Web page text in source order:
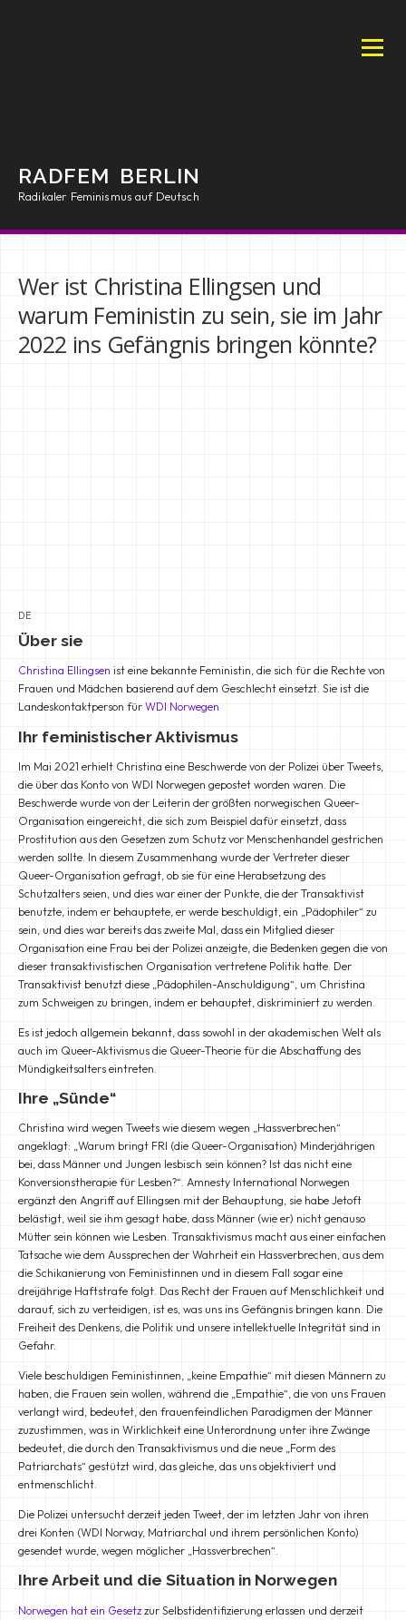
RADFEM BERLIN
Radikaler Feminismus auf Deutsch
Menü
AKTIONEN PRESS RFB/BOOKS
Wer ist Christina Ellingsen und
warum Feministin zu sein, sie im Jahr
2022 ins Gefängnis bringen könnte?
DE
Über sie
Christina Ellingsen ist eine bekannte Feministin, die sich für die Rechte von
Frauen und Mädchen basierend auf dem Geschlecht einsetzt. Sie ist die
Landeskontaktperson für WDI Norwegen
Ihr feministischer Aktivismus
Im Mai 2021 erhielt Christina eine Beschwerde von der Polizei über Tweets,
die über das Konto von WDI Norwegen gepostet worden waren. Die
Beschwerde wurde von der Leiterin der größten norwegischen Queer-
Organisation eingereicht, die sich zum Beispiel dafür einsetzt, dass
Prostitution aus den Gesetzen zum Schutz vor Menschenhandel gestrichen
werden sollte. In diesem Zusammenhang wurde der Vertreter dieser
Queer-Organisation gefragt, ob sie für eine Herabsetzung des
Schutzalters seien, und dies war einer der Punkte, die der Transaktivist
benutzte, indem er behauptete, er werde beschuldigt, ein „Pädophiler“ zu
sein, und dies war bereits das zweite Mal, dass ein Mitglied dieser
Organisation eine Frau bei der Polizei anzeigte, die Bedenken gegen die von
dieser transaktivistischen Organisation vertretene Politik hatte. Der
Transaktivist benutzt diese „Pädophilen-Anschuldigung“, um Christina
zum Schweigen zu bringen, indem er behauptet, diskriminiert zu werden.
Es ist jedoch allgemein bekannt, dass sowohl in der akademischen Welt als
auch im Queer-Aktivismus die Queer-Theorie für die Abschaffung des
Mündigkeitsalters eintreten.
Ihre „Sünde“
Christina wird wegen Tweets wie diesem wegen „Hassverbrechen“
angeklagt: „Warum bringt FRI (die Queer-Organisation) Minderjährigen
bei, dass Männer und Jungen lesbisch sein können? Ist das nicht eine
Konversionstherapie für Lesben?“. Amnesty International Norwegen
ergänzt den Angriff auf Ellingsen mit der Behauptung, sie habe Jetoft
belästigt, weil sie ihm gesagt habe, dass Männer (wie er) nicht genauso
Mütter sein können wie Lesben. Transaktivismus macht aus einer einfachen
Tatsache wie dem Aussprechen der Wahrheit ein Hassverbrechen, aus dem
die Schikanierung von Feministinnen und in diesem Fall sogar eine
dreijährige Haftstrafe folgt. Das Recht der Frauen auf Menschlichkeit und
darauf, sich zu verteidigen, ist es, was uns ins Gefängnis bringen kann. Die
Freiheit des Denkens, die Politik und unsere intellektuelle Integrität sind in
Gefahr.
Viele beschuldigen Feministinnen, „keine Empathie“ mit diesen Männern zu
haben, die Frauen sein wollen, während die „Empathie“, die von uns Frauen
verlangt wird, bedeutet, den frauenfeindlichen Paradigmen der Männer
zuzustimmen, was in Wirklichkeit eine Unterordnung unter ihre Zwänge
bedeutet, die durch den Transaktivismus und die neue „Form des
Patriarchats“ gestützt wird, das gleiche, das uns objektiviert und
entmenschlicht.
Die Polizei untersucht derzeit jeden Tweet, der im letzten Jahr von ihren
drei Konten (WDI Norway, Matriarchal und ihrem persönlichen Konto)
gesendet wurde, wegen möglicher „Hassverbrechen“.
Ihre Arbeit und die Situation in Norwegen
Norwegen hat ein Gesetz zur Selbstidentifizierung erlassen und derzeit